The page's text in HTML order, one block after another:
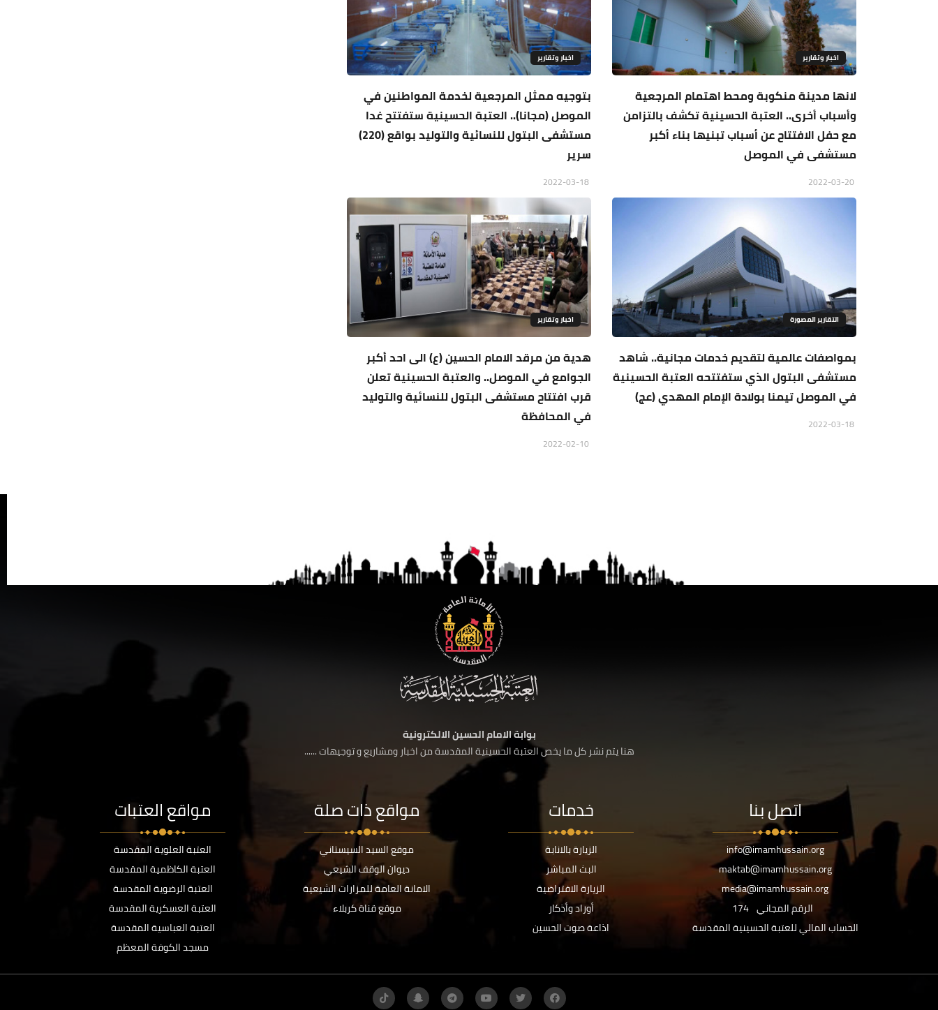
اخبار وتقارير
لانها مدينة منكوبة ومحط اهتمام المرجعية
وأسباب أخرى.. العتبة الحسينية تكشف بالتزامن
مع حفل الافتتاح عن أسباب تبنيها بناء أكبر
مستشفى في الموصل
اخبار وتقارير
بتوجيه ممثل المرجعية لخدمة المواطنين في
الموصل (مجانا).. العتبة الحسينية ستفتتح غدا
مستشفى البتول للنسائية والتوليد بواقع (220)
سرير
التقارير المصورة
بمواصفات عالمية لتقديم خدمات مجانية.. شاهد
مستشفى البتول الذي ستفتتحه العتبة الحسينية
في الموصل تيمنا بولادة الإمام المهدي (عج)
اخبار وتقارير
هدية من مرقد الامام الحسين (ع) الى احد أكبر
الجوامع في الموصل.. والعتبة الحسينية تعلن
قرب افتتاح مستشفى البتول للنسائية والتوليد
في المحافظة
بوابة الامام الحسين الالكترونية
هنا يتم نشر كل ما يخص العتبة الحسينية المقدسة من اخبار ومشاريع و توجيهات ......
اتصل بنا
info@imamhussain.org
maktab@imamhussain.org
media@imamhussain.org
الرقم المجاني 174
الحساب المالي للعتبة الحسينية المقدسة
خدمات
الزيارة بالانابة
البث المباشر
الزيارة الافتراضية
أوراد وأذكار
اذاعة صوت الحسين
مواقع ذات صلة
موقع السيد السيستاني
ديوان الوقف الشيعي
الامانة العامة للمزارات الشيعية
موقع قناة كربلاء
مواقع العتبات
العتبة العلوية المقدسة
العتبة الكاظمية المقدسة
العتبة الرضوية المقدسة
العتبة العسكرية المقدسة
العتبة العباسية المقدسة
مسجد الكوفة المعظم